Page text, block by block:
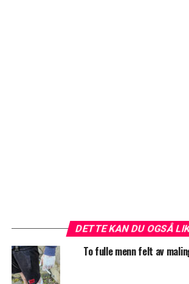
DETTE KAN DU OGSÅ
To fulle menn felt av